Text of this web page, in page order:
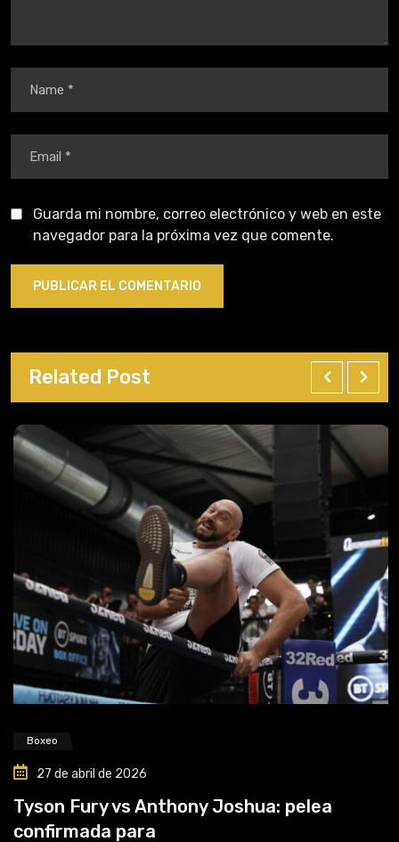
Guarda mi nombre, correo electrónico y web en este
navegador para la próxima vez que comente.
Related Post
Boxeo
27 de abril de 2026
Tyson Fury vs Anthony Joshua: pelea
confirmada para